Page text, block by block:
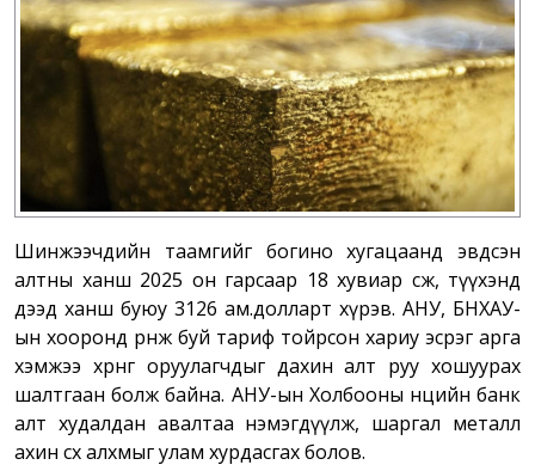
Шинжээчдийн таамгийг богино хугацаанд эвдсэн
алтны ханш 2025 он гарсаар 18 хувиар өсөж, түүхэнд
дээд ханш буюу 3126 ам.долларт хүрэв. АНУ, БНХАУ-
ын хооронд өрнөж буй тариф тойрсон хариу эсрэг арга
хэмжээ хөрөнгө оруулагчдыг дахин алт руу хошуурах
шалтгаан болж байна. АНУ-ын Холбооны нөөцийн банк
алт худалдан авалтаа нэмэгдүүлж, шаргал металл
ахин өсөх алхмыг улам хурдасгах болов.